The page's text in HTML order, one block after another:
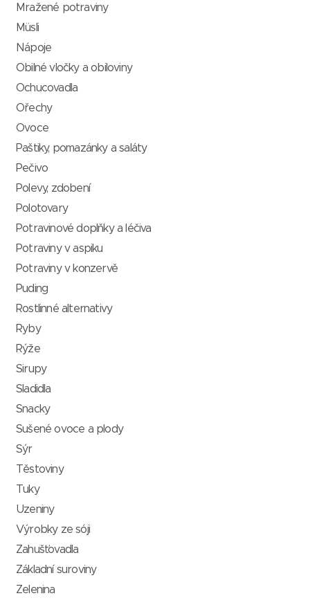
Mražené potraviny
Müsli
Nápoje
Obilné vločky a obiloviny
Ochucovadla
Ořechy
Ovoce
Paštiky, pomazánky a saláty
Pečivo
Polevy, zdobení
Polotovary
Potravinové doplňky a léčiva
Potraviny v aspiku
Potraviny v konzervě
Puding
Rostlinné alternativy
Ryby
Rýže
Sirupy
Sladidla
Snacky
Sušené ovoce a plody
Sýr
Těstoviny
Tuky
Uzeniny
Výrobky ze sóji
Zahušťovadla
Základní suroviny
Zelenina